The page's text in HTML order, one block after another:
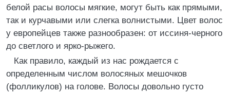
белой расы волосы мягкие, могут быть как прямыми,
так и курчавыми или слегка волнистыми. Цвет волос
у европейцев также разнообразен: от иссиня-черного
до светлого и ярко-рыжего.
Как правило, каждый из нас рождается с
определенным числом волосяных мешочков
(фолликулов) на голове. Волосы довольно густо